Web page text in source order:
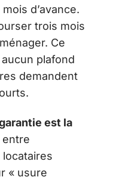
d’avance.
trois mois
Ce
plafond
demandent
est la
entre
« usure